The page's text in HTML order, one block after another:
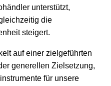
unterstützt,
die
steigert.
auf einer zielgeführten
generellen Zielsetzung,
für unsere